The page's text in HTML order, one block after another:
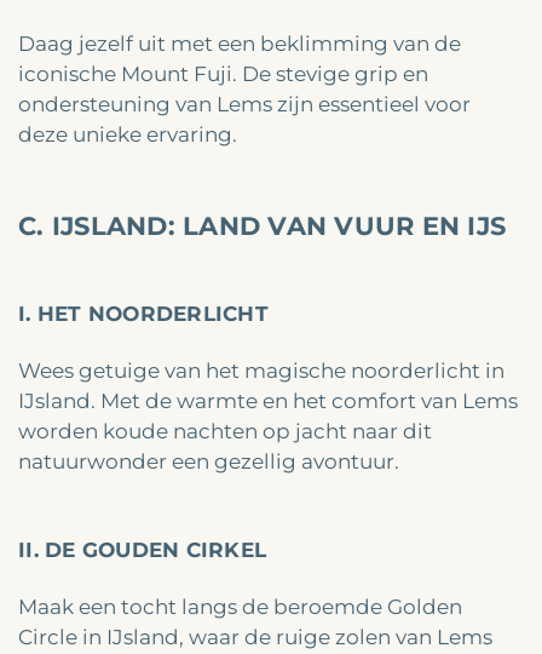
Daag jezelf uit met een beklimming van de
iconische Mount Fuji. De stevige grip en
ondersteuning van Lems zijn essentieel voor
deze unieke ervaring.
C. IJSLAND: LAND VAN VUUR EN IJS
I. HET NOORDERLICHT
Wees getuige van het magische noorderlicht in
IJsland. Met de warmte en het comfort van Lems
worden koude nachten op jacht naar dit
natuurwonder een gezellig avontuur.
II. DE GOUDEN CIRKEL
Maak een tocht langs de beroemde Golden
Circle in IJsland, waar de ruige zolen van Lems